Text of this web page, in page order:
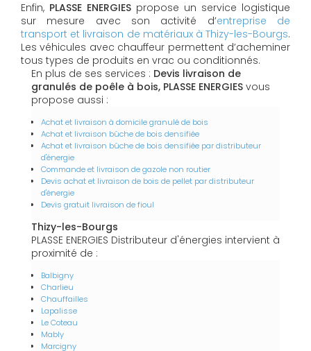
Enfin, PLASSE ENERGIES propose un service logistique
sur mesure avec son activité d’entreprise de
transport et livraison de matériaux à Thizy-les-Bourgs.
Les véhicules avec chauffeur permettent d’acheminer
tous types de produits en vrac ou conditionnés.
En plus de ses services : Devis livraison de
granulés de poêle à bois, PLASSE ENERGIES vous
propose aussi :
Achat et livraison à domicile granulé de bois
Achat et livraison bûche de bois densifiée
Achat et livraison bûche de bois densifiée par distributeur
d'énergie
Commande et livraison de gazole non routier
Devis achat et livraison de bois de pellet par distributeur
d'énergie
Devis gratuit livraison de fioul
Thizy-les-Bourgs
PLASSE ENERGIES Distributeur d'énergies intervient à
proximité de :
Balbigny
Charlieu
Chauffailles
Lapalisse
Le Coteau
Mably
Marcigny